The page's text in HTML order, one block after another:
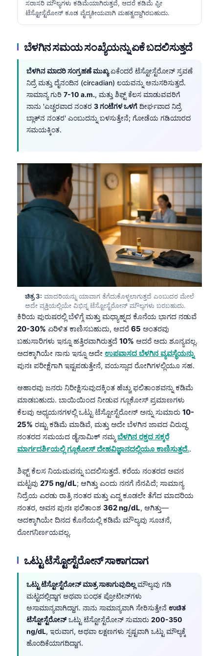
ಸರಾಸರಿ ಮೌಲ್ಯಗಳು ಕಡಿಮೆಯಾಗಿರುತ್ತವೆ, ಆದರೆ ಕಡಿಮೆ ಫ್ರೀ
ಟೆಸ್ಟೋಸ್ಟೆರೋನ್ ಕೂಡ ವೈದ್ಯಕೀಯವಾಗಿ ಮಹತ್ವದ್ದಾಗಿರಬಹುದು.
ಬೆಳಗಿನ ಸಮಯ ಸಂಖ್ಯೆಯನ್ನು ಏಕೆ ಬದಲಿಸುತ್ತದೆ
ಬೆಳಗಿನ ಮಾದರಿ ಸಂಗ್ರಹಣೆ ಮುಖ್ಯಏಕೆಂದರೆ ಟೆಸ್ಟೋಸ್ಟೆರೋನ್ ಸ್ರವಣೆ
ನಿದ್ರೆ ಮತ್ತು ದೈನಂದಿನ (circadian) ಲಯವನ್ನು ಅನುಸರಿಸುತ್ತದೆ.
ಸಾಮಾನ್ಯ ಗುರಿ 7-10 a.m., ಮತ್ತು ಶಿಫ್ಟ್ ಕೆಲಸ ಮಾಡುವವರಿಗೆ
ನಾನು 'ಎಚ್ಚರವಾದ ನಂತರ 3 ಗಂಟೆಗಳ ಒಳಗೆ ದೀರ್ಘವಾದ ನಿದ್ರೆ
ಬ್ಲಾಕ್‌ನ ನಂತರ' ಎಂಬುದನ್ನು ಬಳಸುತ್ತೇನೆ; ಗೋಡೆಯ ಗಡಿಯಾರದ
ಸಮಯಕ್ಕಿಂತ.
ಚಿತ್ರ 3: ಮಾದರಿಯನ್ನು ಯಾವಾಗ ತೆಗೆದುಕೊಳ್ಳಲಾಗುತ್ತದೆ ಎಂಬುದರ ಮೇಲೆ
ಅದೇ ವ್ಯಕ್ತಿಯಲ್ಲಿಯೇ ವಿಭಿನ್ನ ಟೆಸ್ಟೋಸ್ಟೆರೋನ್ ಮೌಲ್ಯಗಳು ಬರಬಹುದು.
ಕಿರಿಯ ಪುರುಷರಲ್ಲಿ ಬೆಳಿಗ್ಗೆ ಮತ್ತು ಮಧ್ಯಾಹ್ನದ ಕೊನೆಯ ಭಾಗದ ನಡುವೆ
20-30% ಏರಿಳಿತ ಕಾಣಿಸಬಹುದು, ಆದರೆ 65 ಅಂತರವು
ಬಹುಸಾರಿಗಳು ಇನ್ನೂ ಹತ್ತಿರವಾಗಿರುತ್ತದೆ 10% ಆದರೆ ಅದು ಶೂನ್ಯವಲ್ಲ.
ಅದಕ್ಕಾಗಿಯೇ ನಾನು ಇನ್ನೂ ಅದೇ ಉಪವಾಸದ ಬೆಳಗಿನ ವ್ಯವಸ್ಥೆಯನ್ನು
ಪುನಃ ಪರೀಕ್ಷೆಗಾಗಿ ಇಷ್ಟಪಡುತ್ತೇನೆ, ವಯಸ್ಸಾದ ರೋಗಿಗಳಲ್ಲಿಯೂ ಸಹ.
ಆಹಾರವು ಜನರು ನಿರೀಕ್ಷಿಸುವುದಕ್ಕಿಂತ ಹೆಚ್ಚು ಫಲಿತಾಂಶವನ್ನು ಕಡಿಮೆ
ಮಾಡಬಹುದು. ಬಾಯಿಯಿಂದ ನೀಡುವ ಗ್ಲೂಕೋಸ್ ಪ್ರಮಾಣಗಳು
ಕೆಲವು ಅಧ್ಯಯನಗಳಲ್ಲಿ ಒಟ್ಟು ಟೆಸ್ಟೋಸ್ಟೆರೋನ್ ಅನ್ನು ಸುಮಾರು 10-
25% ರಷ್ಟು ಕಡಿಮೆ ಮಾಡಿವೆ, ಮತ್ತು ಅದೇ ಬೆಳಗಿನ ಜಾವದ ವಿರುದ್ಧ
ನಂತರದ ಸಮಯದ ಡೈನಾಮಿಕ್ ನಮ್ಮ ಬೆಳಗಿನ ರಕ್ತದ ಸಕ್ಕರೆ
ಮಾರ್ಗದರ್ಶಿಯಲ್ಲಿ ಗ್ಲೂಕೋಸ್ ದೇಹವಿಜ್ಞಾನದಲ್ಲಿಯೂ ಕಾಣಿಸುತ್ತದೆ..
ಶಿಫ್ಟ್ ಕೆಲಸ ನಿಯಮವನ್ನು ಬದಲಿಸುತ್ತದೆ. ಕರೆಯ ನಂತರದ ಅವನ
ಮಟ್ಟವು 275 ng/dL; ಆಗಿತ್ತು ಎಂದು ನನಗೆ ನೆನಪಿದೆ; ಸಾಮಾನ್ಯ
ನಿದ್ರೆಯ ಎರಡು ರಾತ್ರಿ ನಂತರ ಮತ್ತು ಎದ್ದ ಕೂಡಲೇ ತೆಗೆದ ಮಾದರಿಯ
ನಂತರ, ಅವನ ಪುನಃ ಫಲಿತಾಂಶ 362 ng/dL, ಆಗಿತ್ತು—
ಅದಕ್ಕಾಗಿಯೇ ದಿನದ ಕೊನೆಯಲ್ಲಿ ಕಡಿಮೆ ಮೌಲ್ಯವು ಸೂಚನೆ,
ರೋಗನಿರ್ಣಯವಲ್ಲ.
ಒಟ್ಟು ಟೆಸ್ಟೋಸ್ಟೆರೋನ್ ಸಾಕಾಗದಾಗ
ಒಟ್ಟು ಟೆಸ್ಟೋಸ್ಟೆರೋನ್ ಮಾತ್ರ ಸಾಕಾಗುವುದಿಲ್ಲ ಮೌಲ್ಯವು ಗಡಿ
ಮಟ್ಟದಲ್ಲಿದ್ದಾಗ ಅಥವಾ ಬಂಧಕ ಪ್ರೋಟೀನ್‌ಗಳು
ಅಸಾಮಾನ್ಯವಾಗಿದ್ದಾಗ. ನಾನು ಸಾಮಾನ್ಯವಾಗಿ ಸೇರಿಸುತ್ತೇನೆ ಉಚಿತ
ಟೆಸ್ಟೋಸ್ಟೆರೋನ್ಒಟ್ಟು ಟೆಸ್ಟೋಸ್ಟೆರೋನ್ ಸುಮಾರು 200-350
ng/dL, ಇರುವಾಗ, ಅಥವಾ ಲಕ್ಷಣಗಳು ಸ್ಪಷ್ಟವಾಗಿ ಒಟ್ಟು ಮೌಲ್ಯಕ್ಕೆ
ಹೊಂದಿಕೆಯಾಗದಿದ್ದಾಗ.